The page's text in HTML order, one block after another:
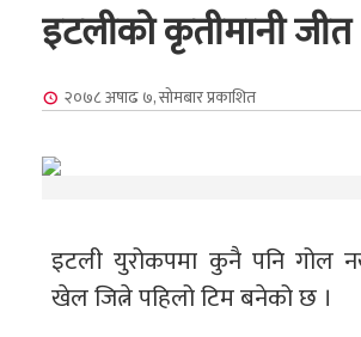
इटलीको कृतीमानी जीत
२०७८ अषाढ ७, सोमबारप्रकाशित
इटली युरोकपमा कुनै पनि गोल
खेल जित्ने पहिलो टिम बनेको छ ।